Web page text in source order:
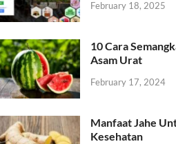
February 18, 2025
10 Cara
Asam Urat
February 17, 2024
Manfaat Jahe
Kesehatan